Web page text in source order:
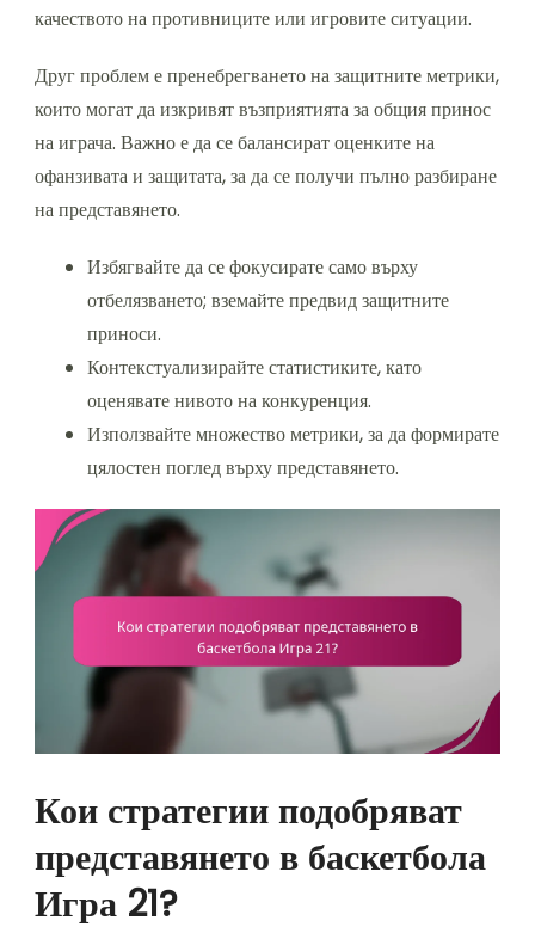
качеството на противниците или игровите ситуации.
Друг проблем е пренебрегването на защитните метрики,
които могат да изкривят възприятията за общия принос
на играча. Важно е да се балансират оценките на
офанзивата и защитата, за да се получи пълно разбиране
на представянето.
Избягвайте да се фокусирате само върху
отбелязването; вземайте предвид защитните
приноси.
Контекстуализирайте статистиките, като
оценявате нивото на конкуренция.
Използвайте множество метрики, за да формирате
цялостен поглед върху представянето.
Кои стратегии подобряват
представянето в баскетбола
Игра 21?